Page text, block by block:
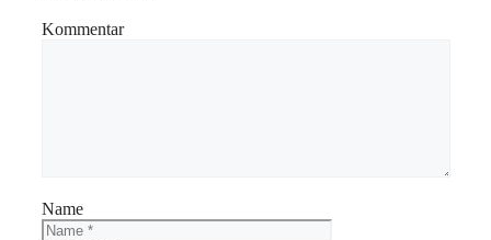
Kommentar
Name